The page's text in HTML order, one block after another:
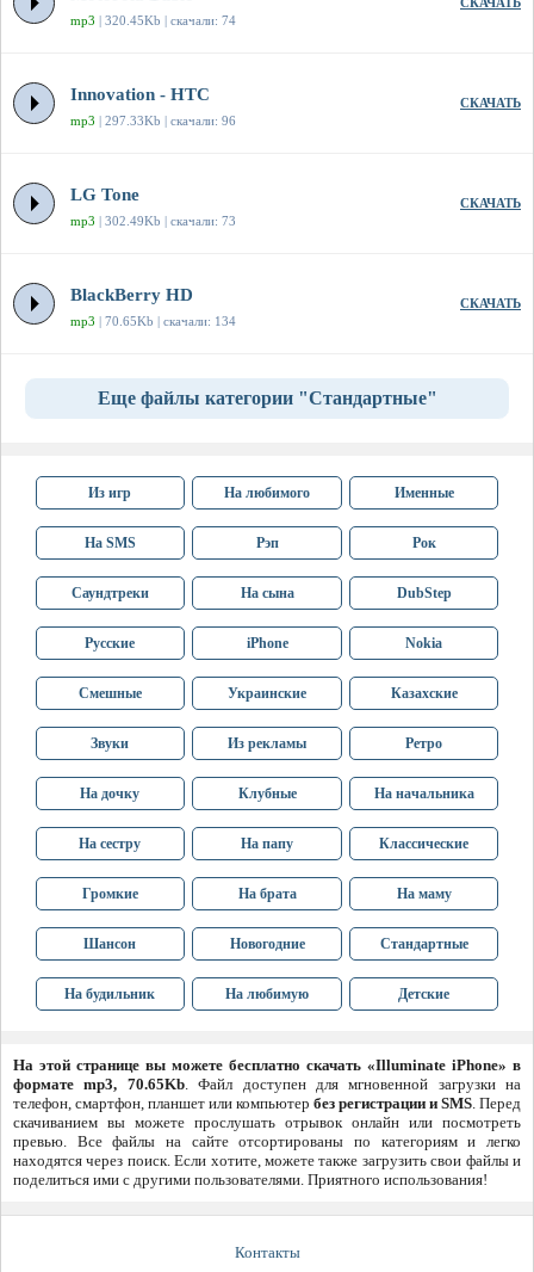
mp3 | 320.45Kb | скачали: 74
СКАЧАТЬ
Innovation - HTC
mp3 | 297.33Kb | скачали: 96
СКАЧАТЬ
LG Tone
mp3 | 302.49Kb | скачали: 73
СКАЧАТЬ
BlackBerry HD
mp3 | 70.65Kb | скачали: 134
СКАЧАТЬ
Еще файлы категории "Стандартные"
Из игр На любимого Именные
На SMS Рэп Рок
Саундтреки На сына DubStep
Русские iPhone Nokia
Смешные Украинские Казахские
Звуки Из рекламы Ретро
На дочку Клубные На начальника
На сестру На папу Классические
Громкие На брата На маму
Шансон Новогодние Стандартные
На будильник На любимую Детские
На этой странице вы можете бесплатно скачать «Illuminate iPhone» в
формате mp3, 70.65Kb. Файл доступен для мгновенной загрузки на
телефон, смартфон, планшет или компьютер без регистрации и SMS. Перед
скачиванием вы можете прослушать отрывок онлайн или посмотреть
превью. Все файлы на сайте отсортированы по категориям и легко
находятся через поиск. Если хотите, можете также загрузить свои файлы и
поделиться ими с другими пользователями. Приятного использования!
Контакты